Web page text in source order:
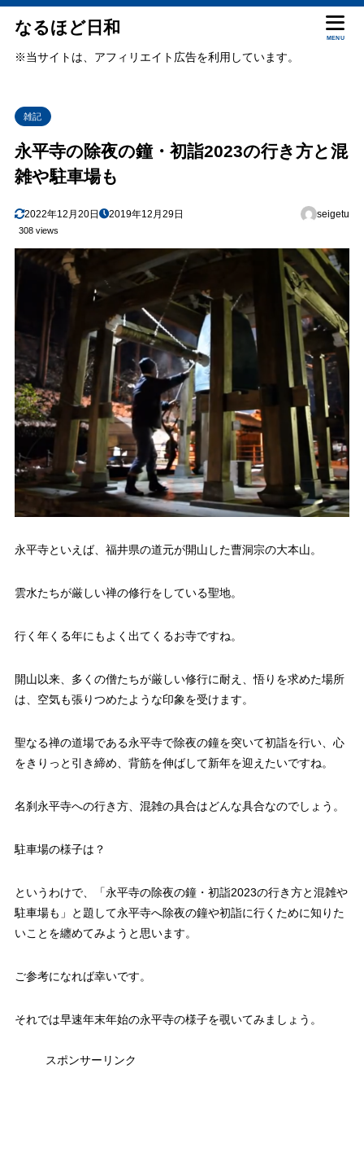
なるほど日和
MENU
※当サイトは、アフィリエイト広告を利用しています。
雑記
永平寺の除夜の鐘・初詣2023の行き方と混
雑や駐車場も
2022年12月20日 2019年12月29日 seigetu
308 views
永平寺といえば、福井県の道元が開山した曹洞宗の大本山。
雲水たちが厳しい禅の修行をしている聖地。
行く年くる年にもよく出てくるお寺ですね。
開山以来、多くの僧たちが厳しい修行に耐え、悟りを求めた場所
は、空気も張りつめたような印象を受けます。
聖なる禅の道場である永平寺で除夜の鐘を突いて初詣を行い、心
をきりっと引き締め、背筋を伸ばして新年を迎えたいですね。
名刹永平寺への行き方、混雑の具合はどんな具合なのでしょう。
駐車場の様子は？
というわけで、「永平寺の除夜の鐘・初詣2023の行き方と混雑や
駐車場も」と題して永平寺へ除夜の鐘や初詣に行くために知りた
いことを纏めてみようと思います。
ご参考になれば幸いです。
それでは早速年末年始の永平寺の様子を覗いてみましょう。
スポンサーリンク